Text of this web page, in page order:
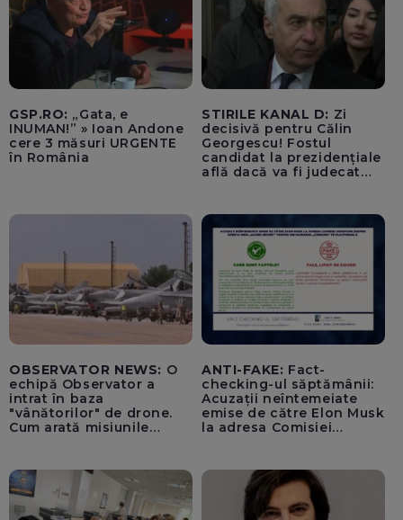
GSP.RO: „Gata, e
INUMAN!” » Ioan Andone
cere 3 măsuri URGENTE
în România
STIRILE KANAL D: Zi
decisivă pentru Călin
Georgescu! Fostul
candidat la prezidențiale
află dacă va fi judecat
OBSERVATOR NEWS: O
echipă Observator a
intrat în baza
"vânătorilor" de drone.
Cum arată misiunile
ANTI-FAKE: Fact-
checking-ul săptămânii:
Acuzații neîntemeiate
emise de către Elon Musk
la adresa Comisiei
pentru instaurarea
„cenzurii” pe platforma X